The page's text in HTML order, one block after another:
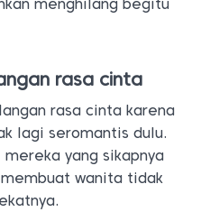
menghilang begitu
rasa cinta
rasa cinta karena
lagi seromantis dulu.
yang sikapnya
wanita tidak